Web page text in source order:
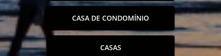
CASA DE CONDOMÍNIO
CASAS